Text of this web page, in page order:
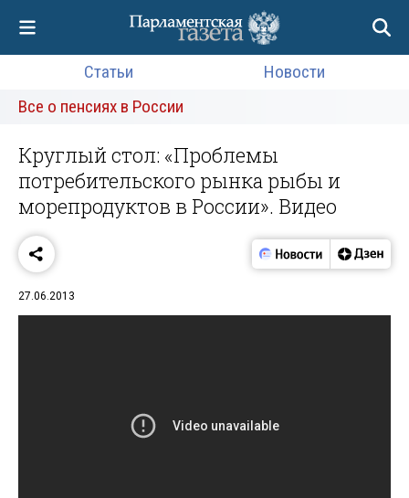
Статьи
Новости
Все о пенсиях в России
Круглый стол: «Проблемы
потребительского рынка рыбы и
морепродуктов в России». Видео
27.06.2013